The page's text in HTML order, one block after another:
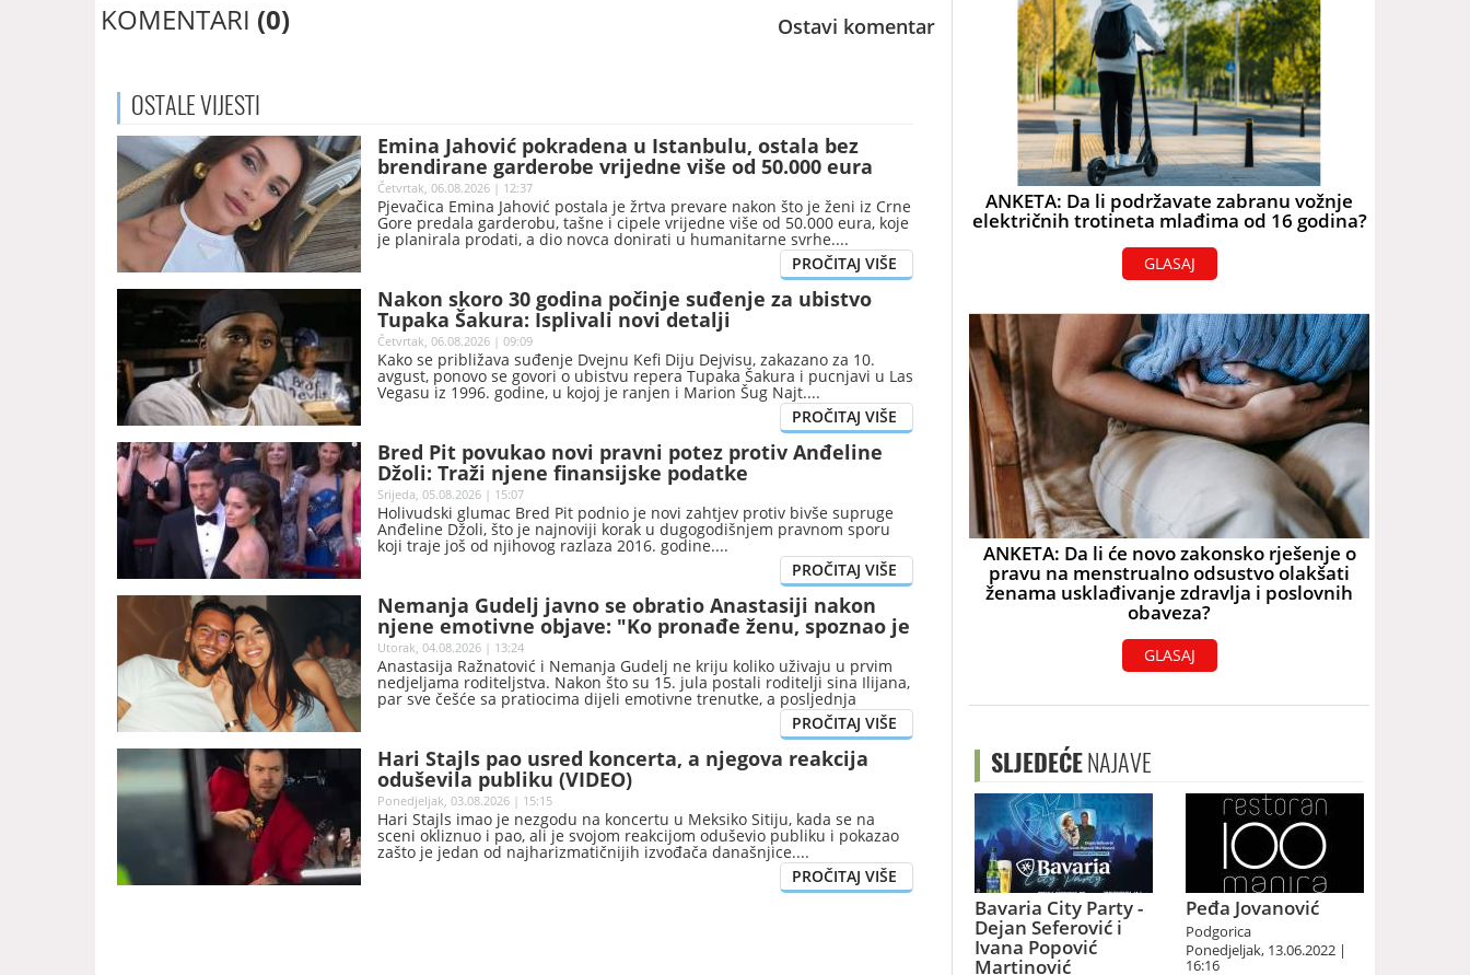
KOMENTARI (0) Ostavi komentar
OSTALEVIJESTI
Emina Jahović pokradena u Istanbulu, ostala bez
brendirane garderobe vrijedne više od 50.000 eura
Četvrtak, 06.08.2026 | 12:37
Pjevačica Emina Jahović postala je žrtva prevare nakon što je ženi iz Crne
Gore predala garderobu, tašne i cipele vrijedne više od 50.000 eura, koje
je planirala prodati, a dio novca donirati u humanitarne svrhe.
Nakon skoro 30 godina počinje suđenje za ubistvo
Tupaka Šakura: Isplivali novi detalji
Četvrtak, 06.08.2026 | 09:09
Kako se približava suđenje Dvejnu Kefi Diju Dejvisu, zakazano za 10.
avgust, ponovo se govori o ubistvu repera Tupaka Šakura i pucnjavi u Las
Vegasu iz 1996. godine, u kojoj je ranjen i Marion Šug Najt.
Bred Pit povukao novi pravni potez protiv Anđeline
Džoli: Traži njene finansijske podatke
Srijeda, 05.08.2026 | 15:07
Holivudski glumac Bred Pit podnio je novi zahtjev protiv bivše supruge
Anđeline Džoli, što je najnoviji korak u dugogodišnjem pravnom sporu
koji traje još od njihovog razlaza 2016. godine.
Nemanja Gudelj javno se obratio Anastasiji nakon
njene emotivne objave: "Ko pronađe ženu, spoznao je
šta je dobro"
Utorak, 04.08.2026 | 13:24
Anastasija Ražnatović i Nemanja Gudelj ne kriju koliko uživaju u prvim
nedjeljama roditeljstva. Nakon što su 15. jula postali roditelji sina Ilijana,
par sve češće sa pratiocima dijeli emotivne trenutke, a posljednja
razmjena poruka na društvenim mrežama posebno je privukla pažnju.
Hari Stajls pao usred koncerta, a njegova reakcija
oduševila publiku (VIDEO)
Ponedjeljak, 03.08.2026 | 15:15
Hari Stajls imao je nezgodu na koncertu u Meksiko Sitiju, kada se na
sceni okliznuo i pao, ali je svojom reakcijom oduševio publiku i pokazao
zašto je jedan od najharizmatičnijih izvođača današnjice.
ANKETA: Da li podržavate zabranu vožnje
električnih trotineta mlađima od 16 godina?
GLASAJ
ANKETA: Da li će novo zakonsko rješenje o
pravu na menstrualno odsustvo olakšati
ženama usklađivanje zdravlja i poslovnih
obaveza?
GLASAJ
SLJEDEĆENAJAVE
Bavaria City Party -
Dejan Seferović i
Ivana Popović
Martinović
Peđa Jovanović
Podgorica
Ponedjeljak, 13.06.2022 |
16:16